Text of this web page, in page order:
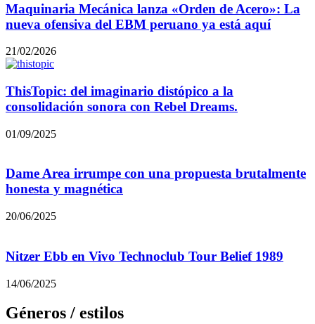
Maquinaria Mecánica lanza «Orden de Acero»: La
nueva ofensiva del EBM peruano ya está aquí
21/02/2026
ThisTopic: del imaginario distópico a la
consolidación sonora con Rebel Dreams.
01/09/2025
Dame Area irrumpe con una propuesta brutalmente
honesta y magnética
20/06/2025
Nitzer Ebb en Vivo Technoclub Tour Belief 1989
14/06/2025
Géneros / estilos